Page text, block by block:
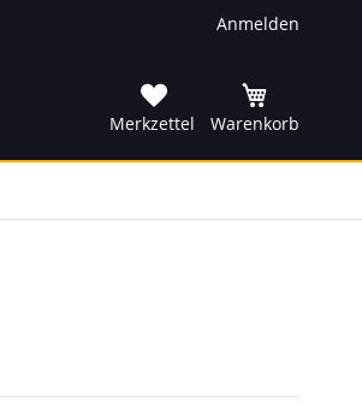
Anmelden
Merkzettel
Warenkorb